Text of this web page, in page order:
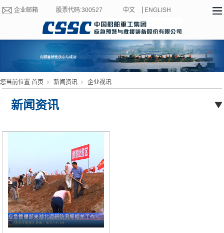
企业邮箱 股票代码:300527 中文 ENGLISH
您当前位置:首页 新闻资讯 企业视讯
新闻资讯